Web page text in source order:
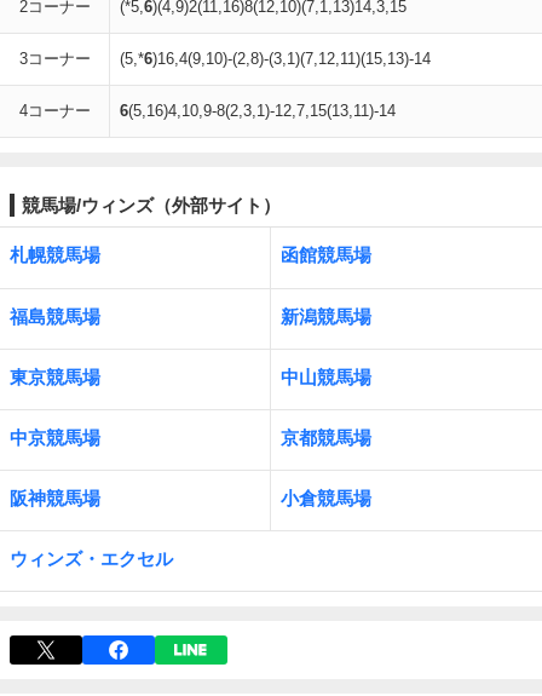
2コーナー (*5,6)(4,9)2(11,16)8(12,10)(7,1,13)14,3,15
3コーナー (5,*6)16,4(9,10)-(2,8)-(3,1)(7,12,11)(15,13)-14
4コーナー 6(5,16)4,10,9-8(2,3,1)-12,7,15(13,11)-14
競馬場/ウィンズ（外部サイト）
札幌競馬場 函館競馬場
福島競馬場 新潟競馬場
東京競馬場 中山競馬場
中京競馬場 京都競馬場
阪神競馬場 小倉競馬場
ウィンズ・エクセル